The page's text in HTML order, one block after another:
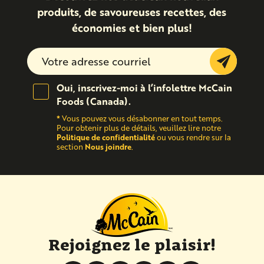
produits, de savoureuses recettes, des
économies et bien plus!
Submit
Oui, inscrivez-moi à l’infolettre McCain
Foods (Canada).
*Vous pouvez vous désabonner en tout temps.
Pour obtenir plus de détails, veuillez lire notre
Politique de confidentialitéou vous rendre sur la
section Nous joindre.
Rejoignez le plaisir!